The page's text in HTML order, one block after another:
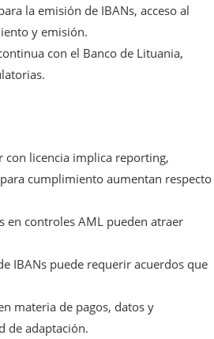
la emisión de IBANs, acceso al
y emisión.
con el Banco de Lituania,
con licencia implica reporting,
cumplimiento aumentan respecto
en controles AML pueden atraer
IBANs puede requerir acuerdos que
materia de pagos, datos y
de adaptación.